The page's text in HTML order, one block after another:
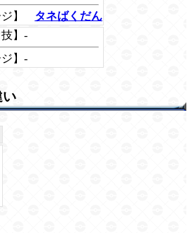
】
タネばくだん
技】-
ジ】-
い